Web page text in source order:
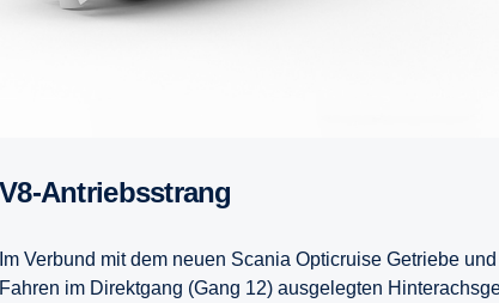
V8-Antriebsstrang
Im Verbund mit dem neuen Scania Opticruise Getriebe
Fahren im Direktgang (Gang 12) ausgelegten